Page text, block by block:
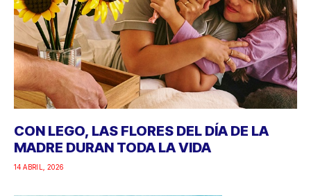
CON LEGO, LAS FLORES DEL DÍA DE LA
MADRE DURAN TODA LA VIDA
14 ABRIL, 2026